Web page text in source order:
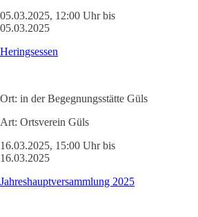
05.03.2025, 12:00 Uhr bis
05.03.2025
Heringsessen
Ort: in der Begegnungsstätte Güls
Art: Ortsverein Güls
16.03.2025, 15:00 Uhr bis
16.03.2025
Jahreshauptversammlung 2025